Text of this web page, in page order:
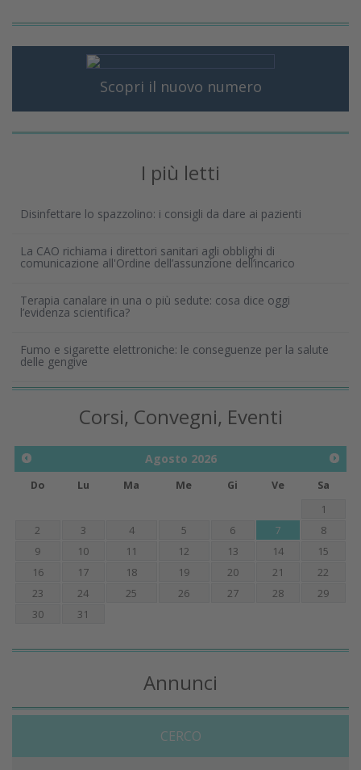
Scopri il nuovo numero
I più letti
Disinfettare lo spazzolino: i consigli da dare ai pazienti
La CAO richiama i direttori sanitari agli obblighi di
comunicazione all'Ordine dell’assunzione dell’incarico
Terapia canalare in una o più sedute: cosa dice oggi
l’evidenza scientifica?
Fumo e sigarette elettroniche: le conseguenze per la salute
delle gengive
Corsi, Convegni, Eventi
Agosto 2026
Do Lu Ma Me Gi Ve
Sa
1
2
3 4 5 6 7
8
9
10 11 12 13 14
15
16
17 18 19 20 21
22
23
24 25 26 27 28
29
30
31
Annunci
CERCO